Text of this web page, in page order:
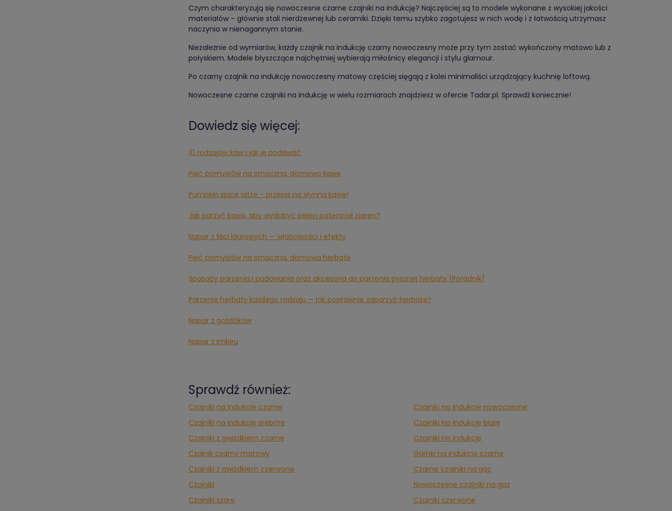
Czym charakteryzują się nowoczesne czarne czajniki na indukcję? Najczęściej są to modele wykonane z wysokiej jakości
materiałów – głównie stali nierdzewnej lub ceramiki. Dzięki temu szybko zagotujesz w nich wodę i z łatwością utrzymasz
naczynia w nienagannym stanie.
Niezależnie od wymiarów, każdy czajnik na indukcję czarny nowoczesny może przy tym zostać wykończony matowo lub z
połyskiem. Modele błyszczące najchętniej wybierają miłośnicy elegancji i stylu glamour.
Po czarny czajnik na indukcję nowoczesny matowy częściej sięgają z kolei minimaliści urządzający kuchnię loftową.
Nowoczesne czarne czajniki na indukcję w wielu rozmiarach znajdziesz w ofercie Tadar.pl. Sprawdź koniecznie!
Dowiedz się więcej:
10 rodzajów kaw i jak je podawać
Pięć pomysłów na smaczną, domową kawę
Pumpkin spice latte – przepis na słynną kawę!
Jak parzyć kawę, aby wydobyć pełen potencjał ziaren?
Napar z liści laurowych — właściwości i efekty
Pięć pomysłów na smaczną, domową herbatę
Sposoby parzenia i podawania oraz akcesoria do parzenia pysznej herbaty [Poradnik]
Parzenie herbaty każdego rodzaju — jak poprawnie zaparzyć herbatę?
Napar z goździków
Napar z imbiru
Sprawdź również:
Czajniki na indukcję czarne
Czajniki na indukcję nowoczesne
Czajniki na indukcję srebrne
Czajniki na indukcję białe
Czajniki z gwizdkiem czarne
Czajniki na indukcję
Czajnik czarny matowy
Garnki na indukcję czarne
Czajniki z gwizdkiem czerwone
Czarne czajniki na gaz
Czajniki
Nowoczesne czajniki na gaz
Czajniki szare
Czajniki czerwone